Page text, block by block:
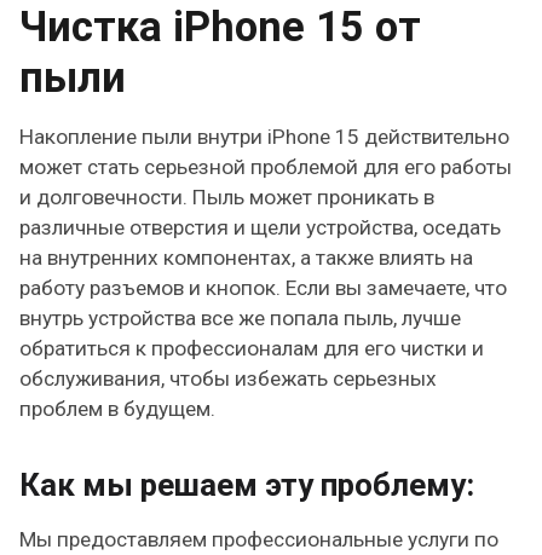
Чистка iPhone 15 от
пыли
Накопление пыли внутри iPhone 15 действительно
может стать серьезной проблемой для его работы
и долговечности. Пыль может проникать в
различные отверстия и щели устройства, оседать
на внутренних компонентах, а также влиять на
работу разъемов и кнопок. Если вы замечаете, что
внутрь устройства все же попала пыль, лучше
обратиться к профессионалам для его чистки и
обслуживания, чтобы избежать серьезных
проблем в будущем.
Как мы решаем эту проблему:
Мы предоставляем профессиональные услуги по